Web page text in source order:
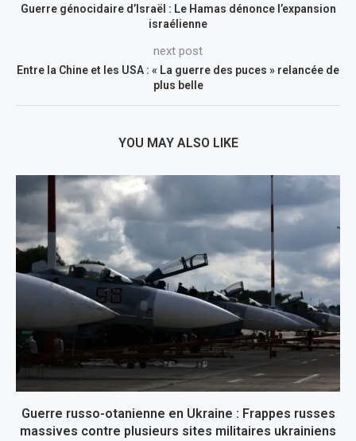
Guerre génocidaire d’Israël : Le Hamas dénonce l’expansion
israélienne
next post
Entre la Chine et les USA : « La guerre des puces » relancée de
plus belle
YOU MAY ALSO LIKE
Guerre russo-otanienne en Ukraine : Frappes russes
massives contre plusieurs sites militaires ukrainiens